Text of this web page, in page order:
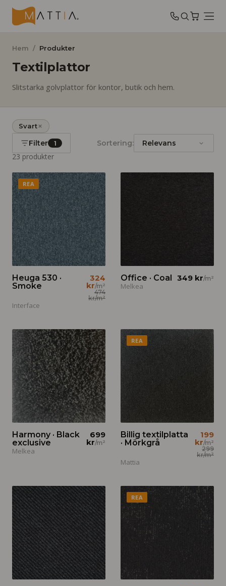
Hem / Produkter
Textilplattor
Slitstarka golvplattor för kontor, butik och hem.
Svart
Filter 1 Sortering:
23produkter
REA
Heuga 530 ·
Smoke
324
kr/m²
474
kr/m²
Interface
Office · Coal 349 kr/m²
Melkea
Harmony · Black
exclusive
699
kr/m²
Melkea
REA
Billig textilplatta
· Mörkgrå
199
kr/m²
299
kr/m²
Mattia
REA